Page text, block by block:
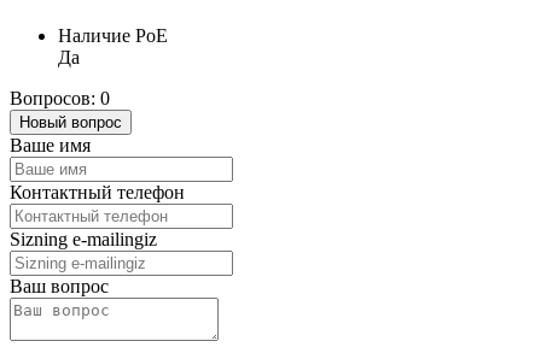
Наличие PoE
Да
Вопросов: 0
Новый вопрос
Ваше имя
Контактный телефон
Sizning e-mailingiz
Ваш вопрос